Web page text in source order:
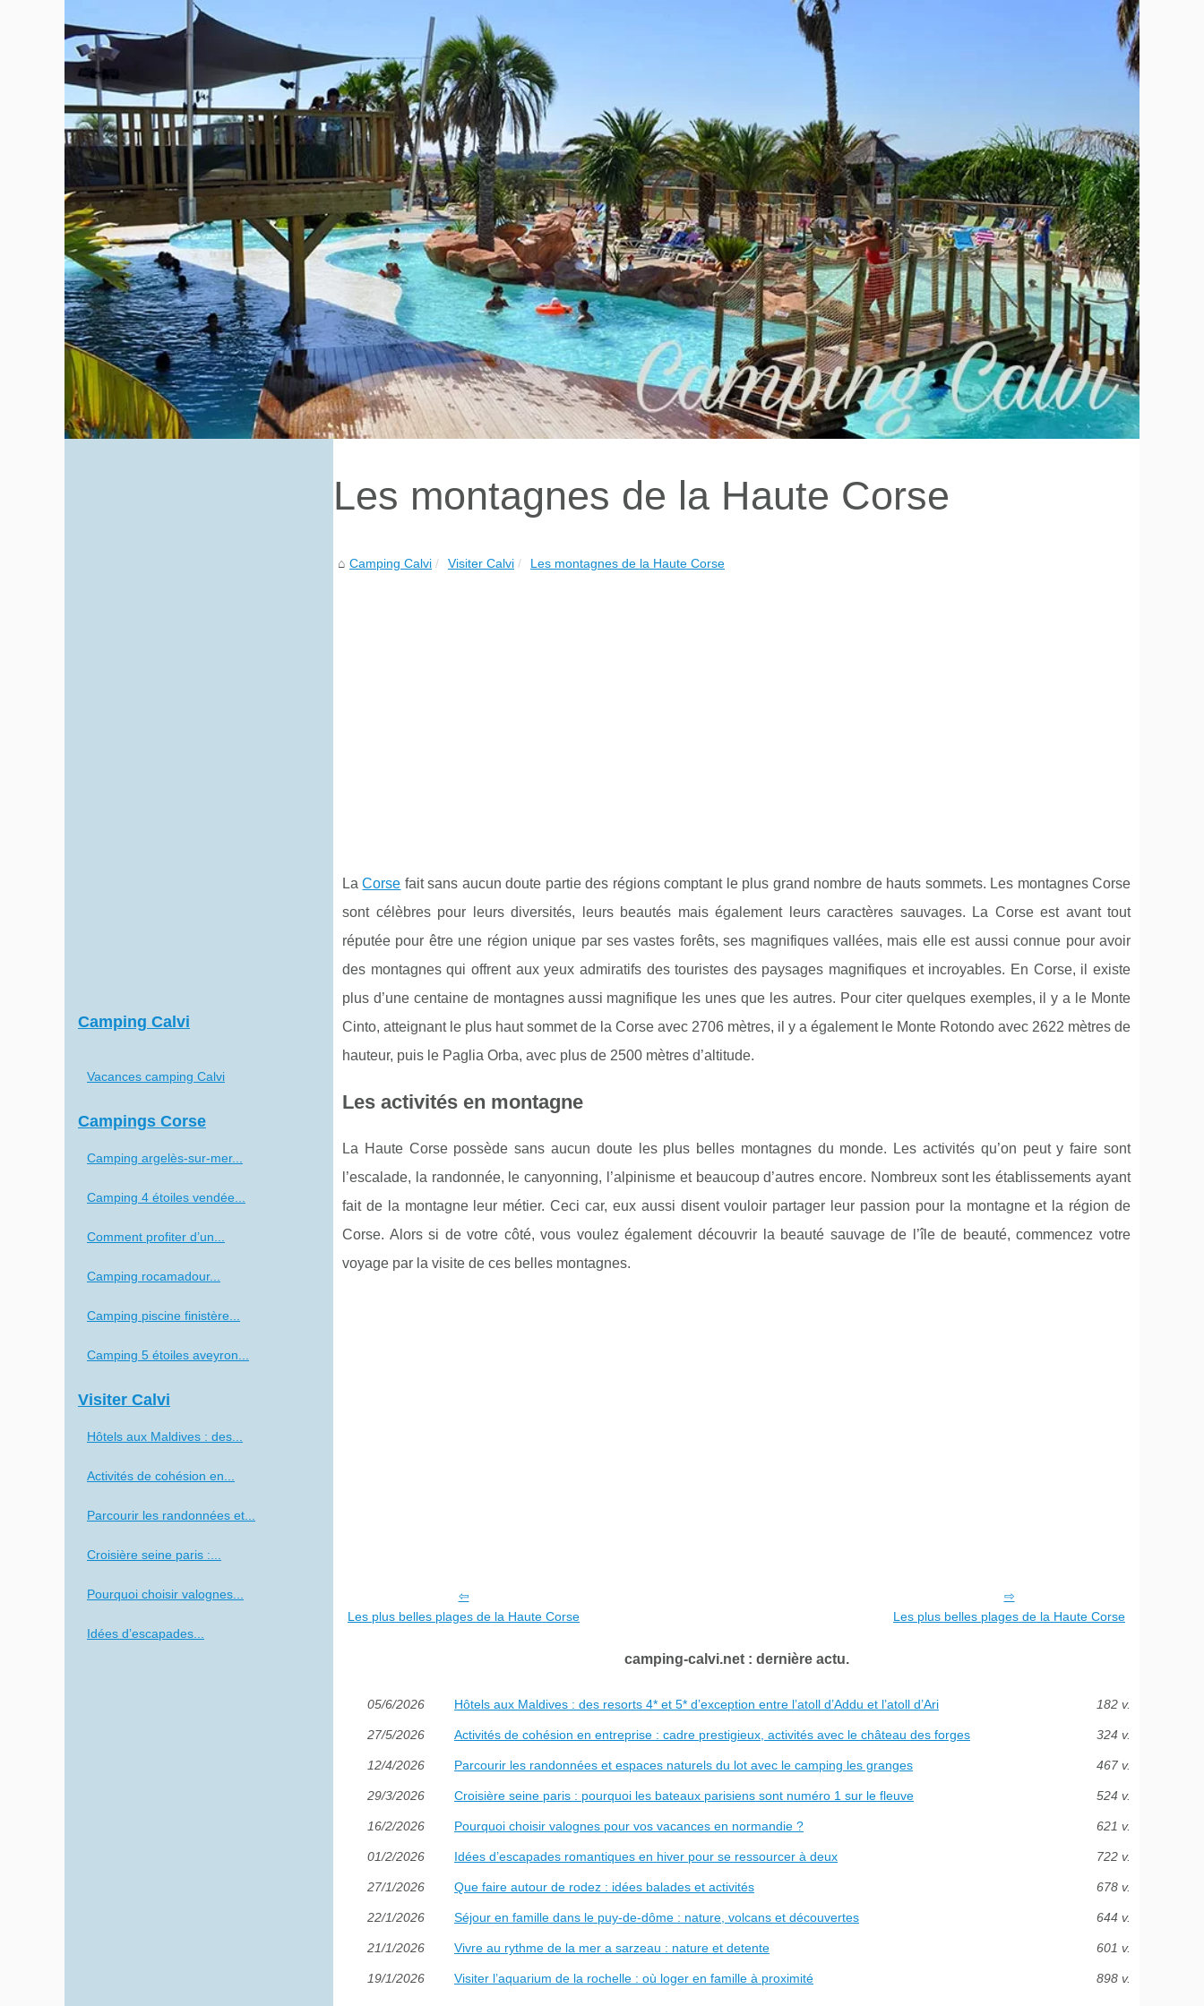
Les montagnes de la Haute Corse
Camping Calvi Visiter Calvi Les montagnes de la Haute Corse
LaCorse fait sans aucun doute partie des régions comptant le plus grand nombre de hauts sommets. Les montagnes Corse
sont célèbres pour leurs diversités, leurs beautés mais également leurs caractères sauvages. La Corse est avant tout
réputée pour être une région unique par ses vastes forêts, ses magnifiques vallées, mais elle est aussi connue pour avoir
des montagnes qui offrent aux yeux admiratifs des touristes des paysages magnifiques et incroyables. En Corse, il existe
plus d’une centaine de montagnes aussi magnifique les unes que les autres. Pour citer quelques exemples, il y a le Monte
Cinto, atteignant le plus haut sommet de la Corse avec 2706 mètres, il y a également le Monte Rotondo avec 2622 mètres de
hauteur, puis le Paglia Orba, avec plus de 2500 mètres d’altitude.
Les activités en montagne
La Haute Corse possède sans aucun doute les plus belles montagnes du monde. Les activités qu’on peut y faire sont
l’escalade, la randonnée, le canyonning, l’alpinisme et beaucoup d’autres encore. Nombreux sont les établissements ayant
fait de la montagne leur métier. Ceci car, eux aussi disent vouloir partager leur passion pour la montagne et la région de
Corse. Alors si de votre côté, vous voulez également découvrir la beauté sauvage de l’île de beauté, commencez votre
voyage par la visite de ces belles montagnes.
Les plus belles plages de la Haute Corse Les plus belles plages de la Haute Corse
camping-calvi.net : dernière actu.
05/6/2026 Hôtels aux Maldives : des resorts 4* et 5* d’exception entre l’atoll d’Addu et l’atoll d’Ari 182 v.
27/5/2026 Activités de cohésion en entreprise : cadre prestigieux, activités avec le château des forges 324 v.
12/4/2026 Parcourir les randonnées et espaces naturels du lot avec le camping les granges 467 v.
29/3/2026 Croisière seine paris : pourquoi les bateaux parisiens sont numéro 1 sur le fleuve 524 v.
16/2/2026 Pourquoi choisir valognes pour vos vacances en normandie ? 621 v.
01/2/2026 Idées d’escapades romantiques en hiver pour se ressourcer à deux 722 v.
27/1/2026 Que faire autour de rodez : idées balades et activités 678 v.
22/1/2026 Séjour en famille dans le puy-de-dôme : nature, volcans et découvertes 644 v.
21/1/2026 Vivre au rythme de la mer a sarzeau : nature et detente 601 v.
19/1/2026 Visiter l’aquarium de la rochelle : où loger en famille à proximité 898 v.
Camping Calvi
Vacances camping Calvi
Campings Corse
Camping argelès-sur-mer...
Camping 4 étoiles vendée...
Comment profiter d’un...
Camping rocamadour...
Camping piscine finistère...
Camping 5 étoiles aveyron...
Visiter Calvi
Hôtels aux Maldives : des...
Activités de cohésion en...
Parcourir les randonnées et...
Croisière seine paris :...
Pourquoi choisir valognes...
Idées d’escapades...